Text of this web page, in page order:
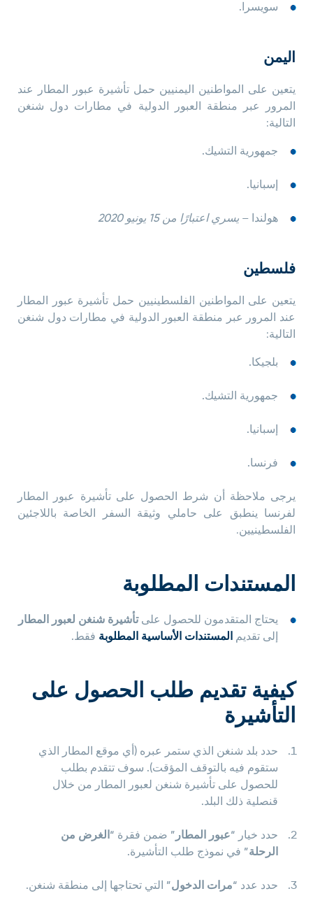
سويسرا.
اليمن
يتعين على المواطنين اليمنيين حمل تأشيرة عبور المطار عند
المرور عبر منطقة العبور الدولية في مطارات دول شنغن
التالية:
جمهورية التشيك.
إسبانيا.
هولندا – يسري اعتبارًا من 15 يونيو 2020
فلسطين
يتعين على المواطنين الفلسطينيين حمل تأشيرة عبور المطار
عند المرور عبر منطقة العبور الدولية في مطارات دول شنغن
التالية:
بلجيكا.
جمهورية التشيك.
إسبانيا.
فرنسا.
يرجى ملاحظة أن شرط الحصول على تأشيرة عبور المطار
لفرنسا ينطبق على حاملي وثيقة السفر الخاصة باللاجئين
الفلسطينيين.
المستندات المطلوبة
يحتاج المتقدمون للحصول علىتأشيرة شنغن لعبور المطار
إلى تقديم
المستندات الأساسية المطلوبة فقط.
كيفية تقديم طلب الحصول على
التأشيرة
حدد بلد شنغن الذي ستمر عبره (أي موقع المطار الذي
ستقوم فيه بالتوقف المؤقت). سوف تتقدم بطلب
للحصول على تأشيرة شنغن لعبور المطار من خلال
قنصلية ذلك البلد.
حدد خيار “عبور المطار ” ضمن فقرة “ الغرض من
الرحلة” في نموذج طلب التأشيرة.
حدد عدد “مرات الدخول” التي تحتاجها إلى منطقة شنغن.